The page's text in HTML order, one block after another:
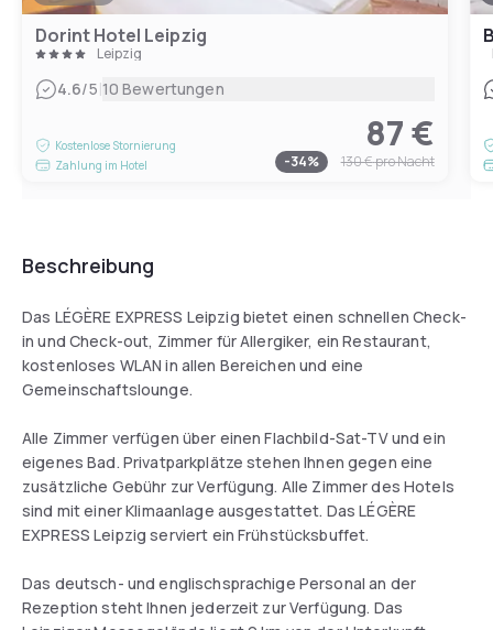
Dorint Hotel Leipzig
Leipzig
4.6/5|10 Bewertungen
Kostenlose Stornierung
Zahlung im Hotel
87 €
-34% 130 €pro Nacht
Beschreibung
Das LÉGÈRE EXPRESS Leipzig bietet einen schnellen Check-
in und Check-out, Zimmer für Allergiker, ein Restaurant,
kostenloses WLAN in allen Bereichen und eine
Gemeinschaftslounge.
Alle Zimmer verfügen über einen Flachbild-Sat-TV und ein
eigenes Bad. Privatparkplätze stehen Ihnen gegen eine
zusätzliche Gebühr zur Verfügung. Alle Zimmer des Hotels
sind mit einer Klimaanlage ausgestattet. Das LÉGÈRE
EXPRESS Leipzig serviert ein Frühstücksbuffet.
Das deutsch- und englischsprachige Personal an der
Rezeption steht Ihnen jederzeit zur Verfügung. Das